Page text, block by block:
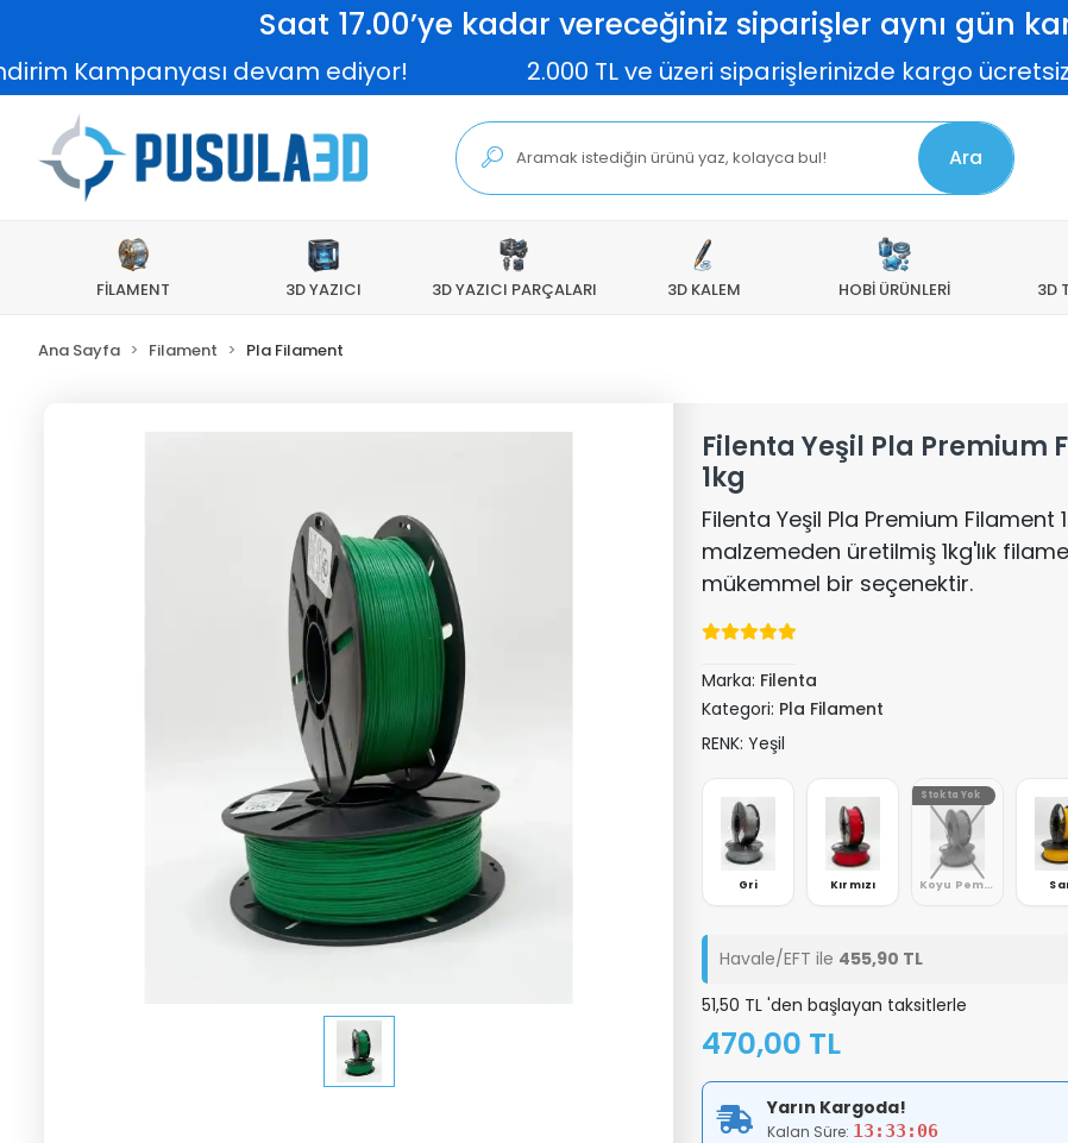
Saat 17.00’ye kadar vereceğiniz siparişler aynı gün
devam ediyor! 2.000 TL ve üzeri siparişlerinizde kargo ücretsiz!
Ara
FİLAMENT 3D YAZICI 3D YAZICI PARÇALARI 3D KALEM HOBİ ÜRÜNLERİ 3D
Ana Sayfa Filament Pla Filament
Filenta Yeşil Pla Premium
1kg
Filenta Yeşil Pla Premium Filament
malzemeden üretilmiş 1kg'lık
mükemmel bir seçenektir.
Marka: Filenta
Kategori: Pla Filament
RENK: Yeşil
Siyah Gri Kırmızı Koyu Pembe
Stokta Yok
Havale/EFT ile 455,90 TL
51,50 TL 'den başlayan taksitlerle
470,00 TL
Yarın Kargoda!
Kalan Süre: 13:33:05